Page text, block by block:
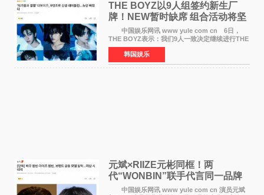
THE BOYZ以9人组签约新生厂
牌！NEW暂时缺席 组合活动将坚
定不移继续
中国娱乐网讯 www yule com cn 6日，
THE BOYZ表示：我们9人一致决定继续进行THE
BOYZ组合活动，并且已经完成了组合团体活动
签约。目前正在新生厂牌下进行活动准备。尚未
离开THE BOYZ原所
韩国娱乐
元斌×RIIZE元彬同框！两
代“WONBIN”联手代言同一品牌
颜值天花板合体
中国娱乐网讯 www yule com cn 演员元斌